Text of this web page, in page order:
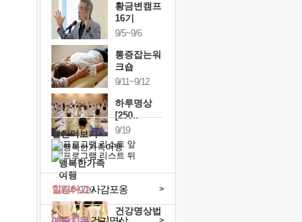
황금변캠프
16기
9/5~9/6
통증잡는워
크숍
9/11~9/12
하루명상
[250..
9/19
행복한가족
여행
9/24~9/26
건강명상법
캘린더보기+
힐링허그사감포옹 >